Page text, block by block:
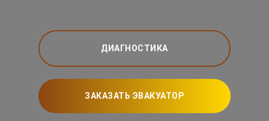
ДИАГНОСТИКА
ЗАКАЗАТЬ ЭВАКУАТОР